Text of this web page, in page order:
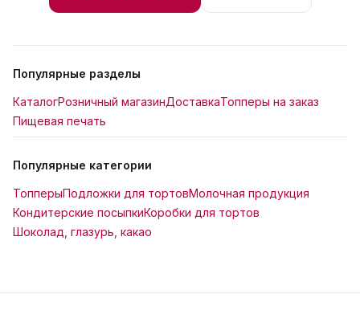
Популярные разделы
КаталогРозничный магазинДоставкаТопперы на заказ
Пищевая печать
Популярные категории
ТопперыПодложки для тортовМолочная продукция
Кондитерские посыпкиКоробки для тортов
Шоколад, глазурь, какао